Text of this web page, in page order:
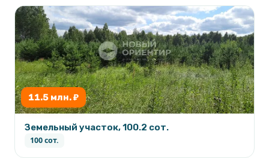
11.5 млн. ₽
Земельный участок, 100.2 сот.
100 сот.